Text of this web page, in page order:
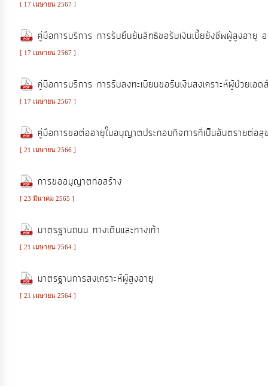
แผนการ
ใช้
จ่าย
งบ
ประมาณ
ประจำ
ปี
การ
และ
พัฒนา
บุคคล
ส่ง
เสริม
[ 17 เมษายน 2567 ]
คู่มือการบริการ การรับยืนยันสิทธิขอรับเงินเบี้ยยังชีพผู้สูงอายุ
[ 17 เมษายน 2567 ]
คู่มือการบริการ การรับลงทะเบียนขอรับเงินสงเคราะห์ผู้ป่วยเอด
[ 17 เมษายน 2567 ]
คู่มือการขอต่ออายุใบอนุญาตประกอบกิจการที่เป็นอันตรายต่อ
[ 21 เมษายน 2566 ]
การขออนุญาตก่อสร้าง
[ 23 มีนาคม 2565 ]
มาตรฐานถนน ทางเดินและทางเท้า
[ 21 เมษายน 2564 ]
มาตรฐานการสงเคราะห์ผู้สูงอายุ
[ 21 เมษายน 2564 ]